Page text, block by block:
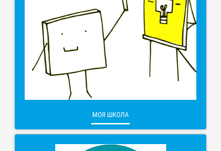
МОЯ ШКОЛА